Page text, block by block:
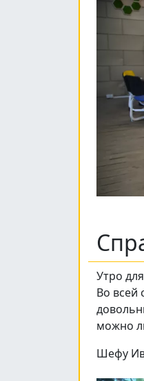
Утро
Во всей
можно
Шефу